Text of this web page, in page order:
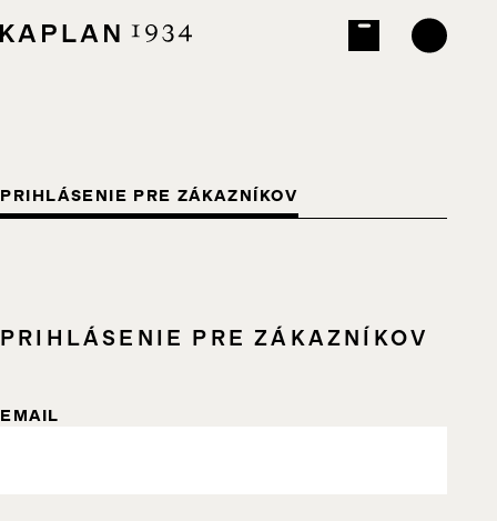
PRIHLÁSENIE PRE ZÁKAZNÍKOV
PRIHLÁSENIE PRE ZÁKAZNÍKOV
EMAIL